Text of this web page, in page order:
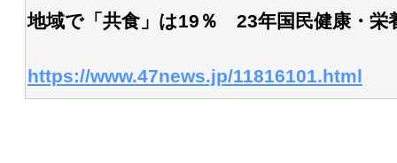
地域で「共食」は19％ 23年国民健康・栄
https://www.47news.jp/11816101.html